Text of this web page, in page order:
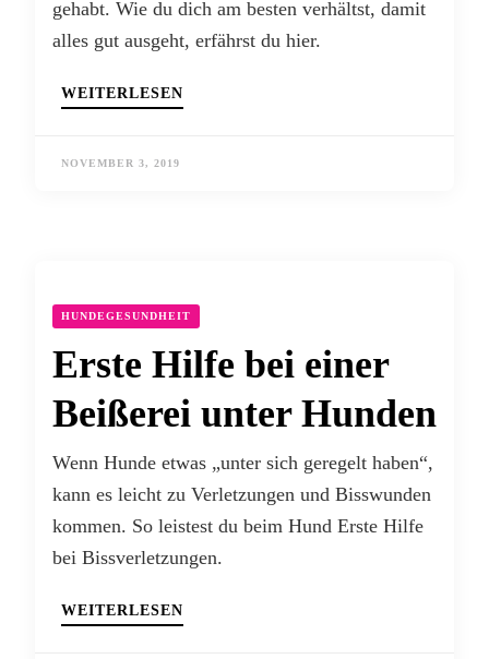
gehabt. Wie du dich am besten verhältst, damit
alles gut ausgeht, erfährst du hier.
WEITERLESEN
NOVEMBER 3, 2019
HUNDEGESUNDHEIT
Erste Hilfe bei einer
Beißerei unter Hunden
Wenn Hunde etwas „unter sich geregelt haben“,
kann es leicht zu Verletzungen und Bisswunden
kommen. So leistest du beim Hund Erste Hilfe
bei Bissverletzungen.
WEITERLESEN